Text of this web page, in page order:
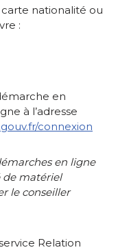
nationalité ou
:
en
à l’adresse
connexion
en ligne
de matériel
le conseiller
Relation